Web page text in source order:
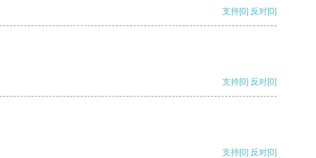
支持[0] 反对[0]
支持[0] 反对[0]
支持[0] 反对[0]